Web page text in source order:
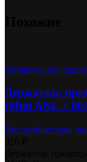
Добавить для
Держатель
(Mini ANL +
Дистрибьюторы,